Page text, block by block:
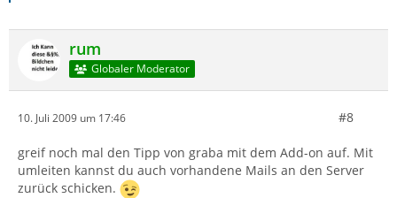
rum
Globaler Moderator
10. Juli 2009 um 17:46 #8
greif noch mal den Tipp von graba mit dem Add-on auf. Mit
umleiten kannst du auch vorhandene Mails an den Server
zurück schicken.